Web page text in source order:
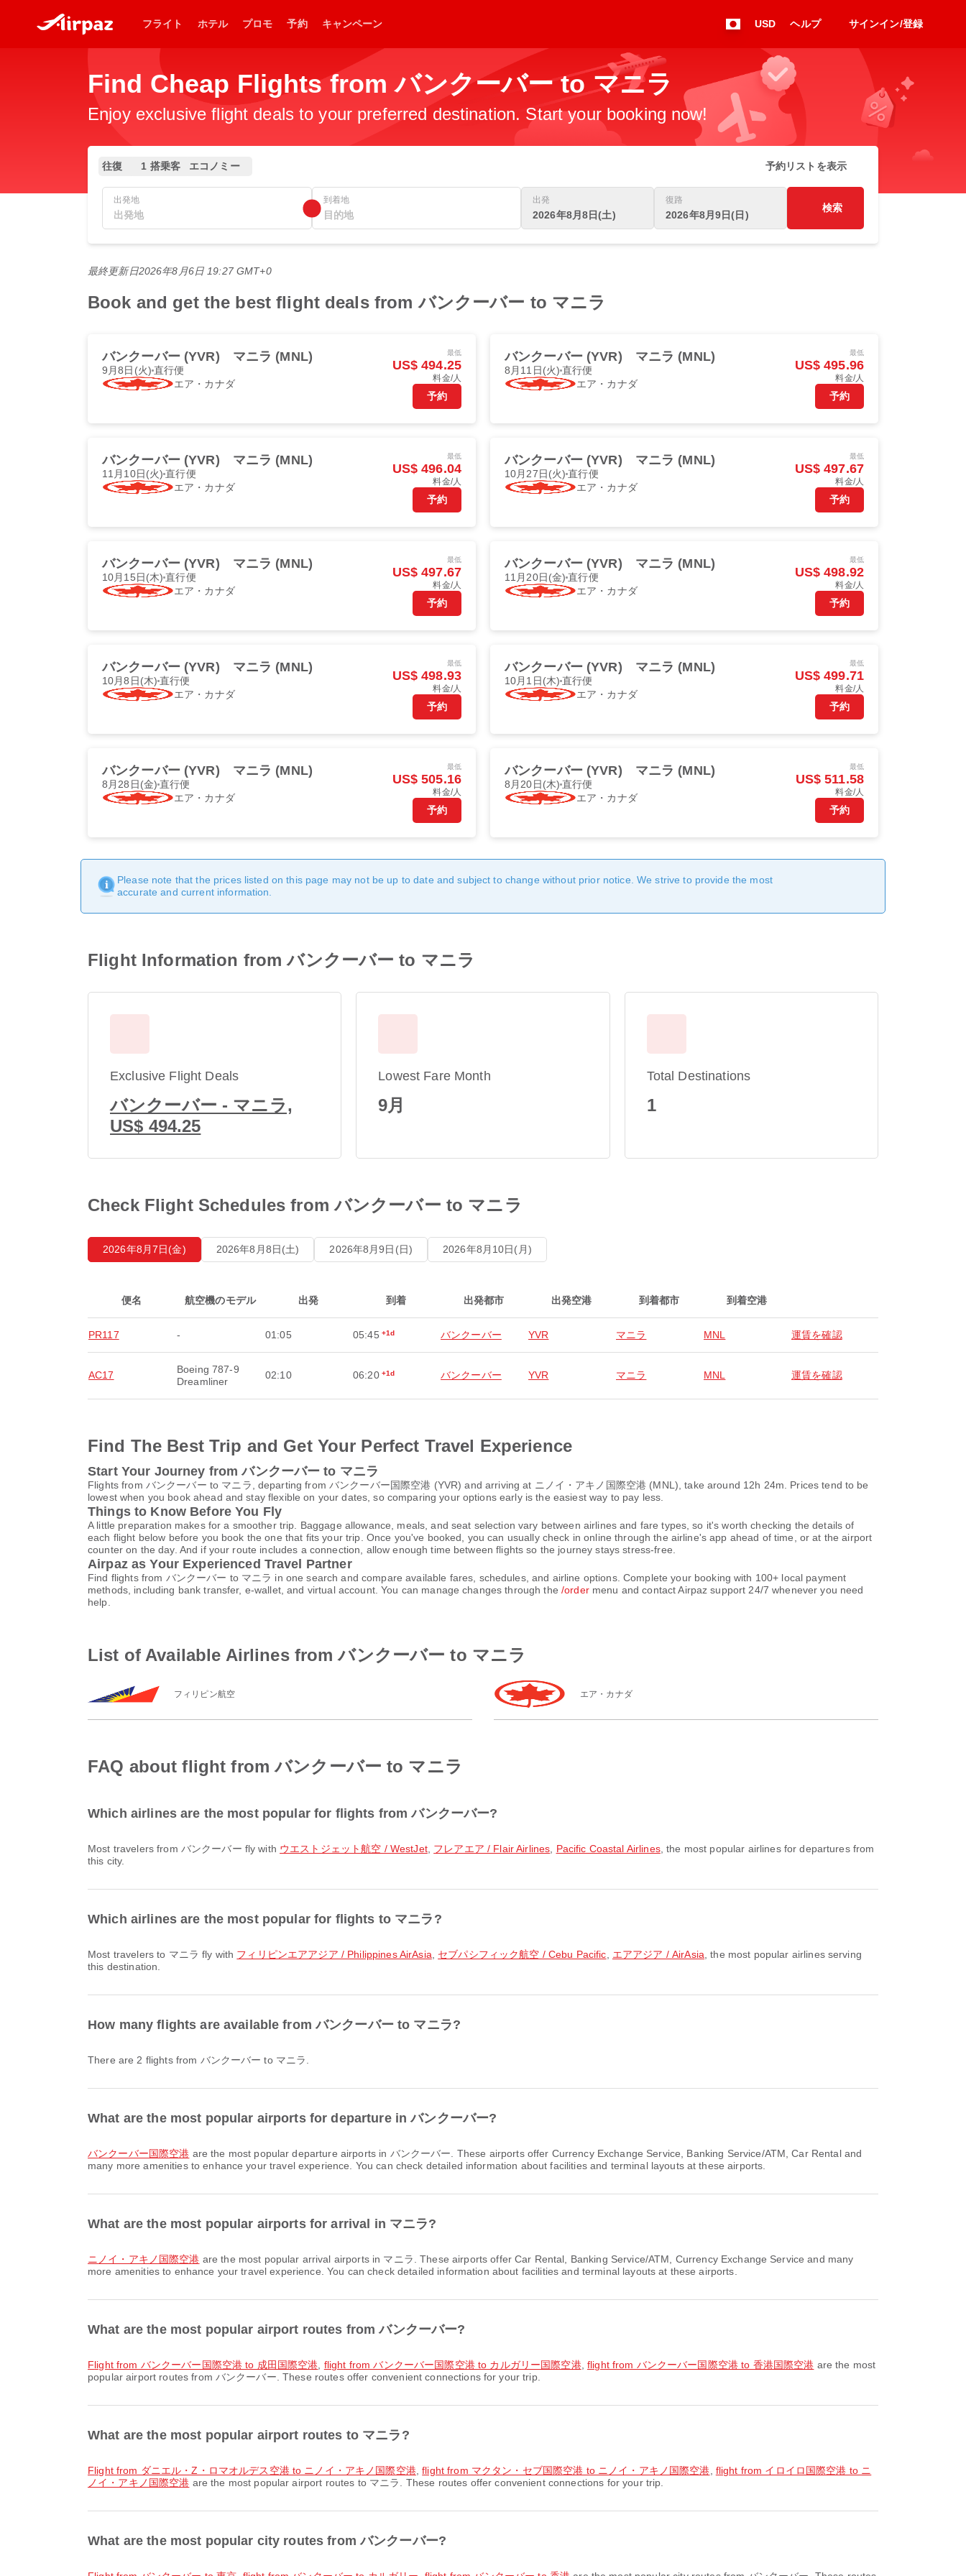
フライト ホテル プロモ 予約 キャンペーン USD ヘルプ サインイン/登録
Find Cheap Flights from バンクーバー to マニラ
Enjoy exclusive flight deals to your preferred destination. Start your booking now!
往復 1 搭乗客 エコノミー 予約リストを表示
出発地 到着地 出発
2026年8月8日(土)
復路
2026年8月9日(日)
検索
最終更新日2026年8月6日 19:27 GMT+0
Book and get the best flight deals from バンクーバー to マニラ
バンクーバー (YVR) マニラ (MNL)
9月8日(火) 直行便
エア・カナダ
最低
US$ 494.25
料金/人
予約
バンクーバー (YVR) マニラ (MNL)
8月11日(火)直行便
エア・カナダ
最低
US$ 495.96
料金/人
予約
バンクーバー (YVR) マニラ (MNL)
11月10日(火)直行便
エア・カナダ
最低
US$ 496.04
料金/人
予約
バンクーバー (YVR) マニラ (MNL)
10月27日(火)直行便
エア・カナダ
最低
US$ 497.67
料金/人
予約
バンクーバー (YVR) マニラ (MNL)
10月15日(木)直行便
エア・カナダ
最低
US$ 497.67
料金/人
予約
バンクーバー (YVR) マニラ (MNL)
11月20日(金)直行便
エア・カナダ
最低
US$ 498.92
料金/人
予約
バンクーバー (YVR) マニラ (MNL)
10月8日(木)直行便
エア・カナダ
最低
US$ 498.93
料金/人
予約
バンクーバー (YVR) マニラ (MNL)
10月1日(木)直行便
エア・カナダ
最低
US$ 499.71
料金/人
予約
バンクーバー (YVR) マニラ (MNL)
8月28日(金)直行便
エア・カナダ
最低
US$ 505.16
料金/人
予約
バンクーバー (YVR) マニラ (MNL)
8月20日(木)直行便
エア・カナダ
最低
US$ 511.58
料金/人
予約
Please note that the prices listed on this page may not be up to date and subject to change without prior notice. We strive to provide the most
accurate and current information.
Flight Information from バンクーバー to マニラ
Exclusive Flight Deals
バンクーバー - マニラ,
US$ 494.25
Lowest Fare Month
9月
Total Destinations
1
Check Flight Schedules from バンクーバー to マニラ
2026年8月7日(金) 2026年8月8日(土) 2026年8月9日(日) 2026年8月10日(月)
便名 航空機のモデル 出発 到着 出発都市 出発空港 到着都市 到着空港
PR117 - 01:05 05:45 +1d バンクーバー YVR マニラ MNL 運賃を確認
AC17
Boeing 787-9
Dreamliner
02:10 06:20 +1d バンクーバー YVR マニラ MNL 運賃を確認
Find The Best Trip and Get Your Perfect Travel Experience
Start Your Journey from バンクーバー to マニラ
Flights from バンクーバー to マニラ, departing from バンクーバー国際空港 (YVR) and arriving at ニノイ・アキノ国際空港 (MNL), take around 12h 24m. Prices tend to be
lowest when you book ahead and stay flexible on your dates, so comparing your options early is the easiest way to pay less.
Things to Know Before You Fly
A little preparation makes for a smoother trip. Baggage allowance, meals, and seat selection vary between airlines and fare types, so it's worth checking the details of
each flight below before you book the one that fits your trip. Once you've booked, you can usually check in online through the airline's app ahead of time, or at the airport
counter on the day. And if your route includes a connection, allow enough time between flights so the journey stays stress-free.
Airpaz as Your Experienced Travel Partner
Find flights from バンクーバー to マニラ in one search and compare available fares, schedules, and airline options. Complete your booking with 100+ local payment
methods, including bank transfer, e-wallet, and virtual account. You can manage changes through the/ordermenu and contact Airpaz support 24/7 whenever you need
help.
List of Available Airlines from バンクーバー to マニラ
フィリピン航空 エア・カナダ
FAQ about flight from バンクーバー to マニラ
Which airlines are the most popular for flights from バンクーバー?
Most travelers from バンクーバー fly with ウエストジェット航空 / WestJet, フレアエア / Flair Airlines Pacific Coastal Airlines, the most popular airlines for departures from
this city.
Which airlines are the most popular for flights to マニラ?
Most travelers to マニラ fly with フィリピンエアアジア / Philippines AirAsia セブパシフィック航空 / Cebu Pacific エアアジア / AirAsia , the most popular airlines serving
this destination.
How many flights are available from バンクーバー to マニラ?
There are 2 flights from バンクーバー to マニラ.
What are the most popular airports for departure in バンクーバー?
バンクーバー国際空港 are the most popular departure airports in バンクーバー. These airports offer Currency Exchange Service, Banking Service/ATM, Car Rental and
many more amenities to enhance your travel experience. You can check detailed information about facilities and terminal layouts at these airports.
What are the most popular airports for arrival in マニラ?
ニノイ・アキノ国際空港 are the most popular arrival airports in マニラ. These airports offer Car Rental, Banking Service/ATM, Currency Exchange Service and many
more amenities to enhance your travel experience. You can check detailed information about facilities and terminal layouts at these airports.
What are the most popular airport routes from バンクーバー?
flight from バンクーバー国際空港 to 成田国際空港 flight from バンクーバー国際空港 to カルガリー国際空港, flight from バンクーバー国際空港 to 香港国際空港 are the most
popular airport routes from バンクーバー. These routes offer convenient connections for your trip.
What are the most popular airport routes to マニラ?
flight from ダニエル・Z・ロマオルデス空港 to ニノイ・アキノ国際空港,flight from マクタン・セブ国際空港 to ニノイ・アキノ国際空港 flight from イロイロ国際空港 to ニ
ノイ・アキノ国際空港 are the most popular airport routes to マニラ. These routes offer convenient connections for your trip.
What are the most popular city routes from バンクーバー?